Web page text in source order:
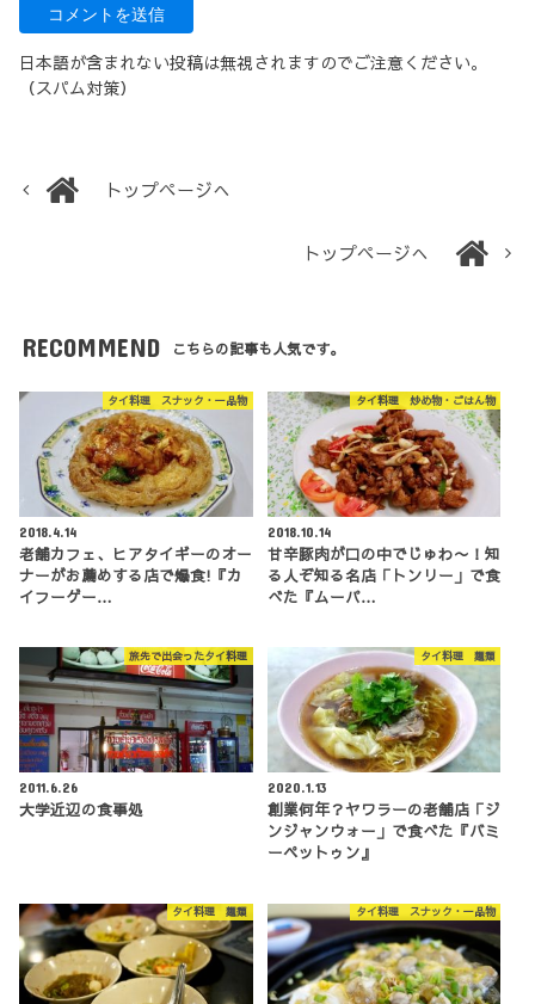
日本語が含まれない投稿は無視されますのでご注意ください。
（スパム対策）
トップページへ
トップページへ
RECOMMEND こちらの記事も人気です。
タイ料理 スナック・一品物
2018.4.14
老舗カフェ、ヒアタイギーのオー
ナーがお薦めする店で爆食!『カ
イフーゲー…
タイ料理 炒め物・ごはん物
2018.10.14
甘辛豚肉が口の中でじゅわ〜！知
る人ぞ知る名店「トンリー」で食
べた『ムーパ…
旅先で出会ったタイ料理
2011.6.26
大学近辺の食事処
タイ料理 麺類
2020.1.13
創業何年？ヤワラーの老舗店「ジ
ンジャンウォー」で食べた『バミ
ーペットゥン』
タイ料理 麺類 タイ料理 スナック・一品物